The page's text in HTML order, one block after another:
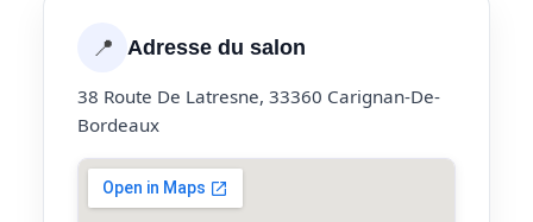
📍 Adresse du salon
38 Route De Latresne, 33360 Carignan-De-
Bordeaux